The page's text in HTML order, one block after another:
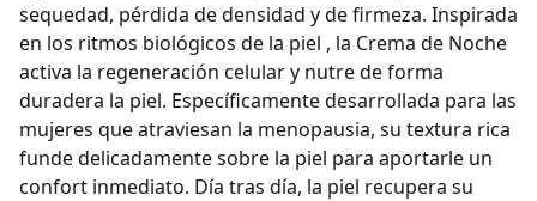
sequedad, pérdida de densidad y de firmeza. Inspirada
en los ritmos biológicos de la piel , la Crema de Noche
activa la regeneración celular y nutre de forma
duradera la piel. Específicamente desarrollada para las
mujeres que atraviesan la menopausia, su textura rica
funde delicadamente sobre la piel para aportarle un
confort inmediato. Día tras día, la piel recupera su